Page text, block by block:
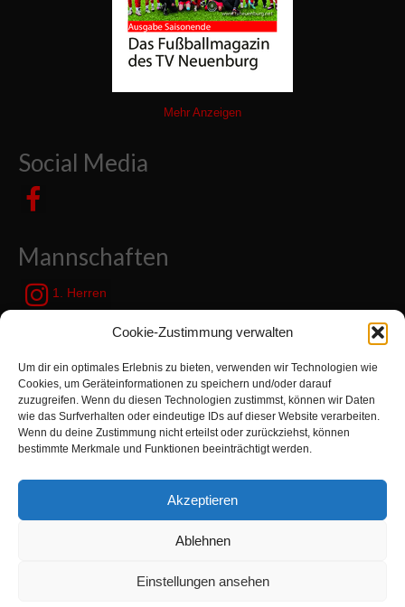
Cookie-Zustimmung verwalten
Um dir ein optimales Erlebnis zu bieten, verwenden wir Technologien wie
Cookies, um Geräteinformationen zu speichern und/oder darauf
zuzugreifen. Wenn du diesen Technologien zustimmst, können wir Daten
wie das Surfverhalten oder eindeutige IDs auf dieser Website verarbeiten.
Wenn du deine Zustimmung nicht erteilst oder zurückziehst, können
bestimmte Merkmale und Funktionen beeinträchtigt werden.
Akzeptieren
Ablehnen
Einstellungen ansehen
Mehr Anzeigen
Social Media
Mannschaften
1. Herren
JSG Zetel / Friesische Wehde
Kategorien
Kategorien
Suchen
Zur Turnabteilung TVN wechseln